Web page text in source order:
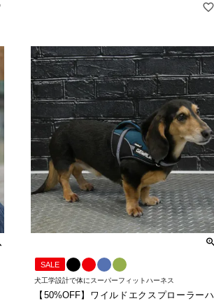
SALE
犬工学設計で体にスーパーフィットハーネス
【50%OFF】ワイルドエクスプローラーハ